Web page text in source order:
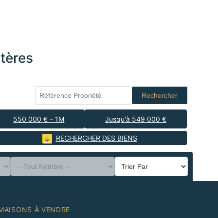
Rechercher
550 000 € – 1M Jusqu'à 549 000 €
RECHERCHER DES BIENS
À VENDRE